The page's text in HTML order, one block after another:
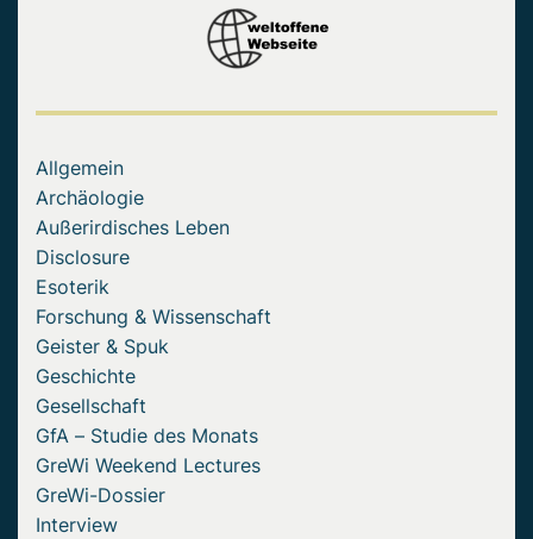
Allgemein
Archäologie
Außerirdisches Leben
Disclosure
Esoterik
Forschung & Wissenschaft
Geister & Spuk
Geschichte
Gesellschaft
GfA – Studie des Monats
GreWi Weekend Lectures
GreWi-Dossier
Interview